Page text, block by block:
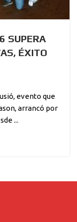
SUPERA
ÉXITO
evento que
arrancó por
...